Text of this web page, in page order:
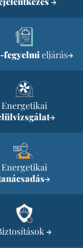
fegyelmieljárás→
Energetikai
→
Energetikai
→
→